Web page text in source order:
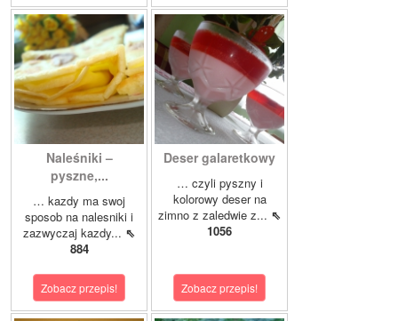
Naleśniki –
pyszne,...
… kazdy ma swoj
sposob na nalesniki i
zazwyczaj kazdy... ⇖
884
Zobacz przepis!
Deser galaretkowy
… czyli pyszny i
kolorowy deser na
zimno z zaledwie z... ⇖
1056
Zobacz przepis!